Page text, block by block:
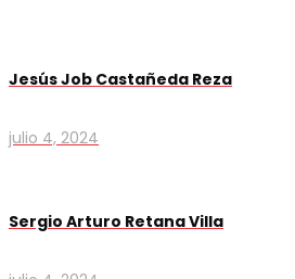
Jesús Job Castañeda Reza
julio 4, 2024
Sergio Arturo Retana Villa